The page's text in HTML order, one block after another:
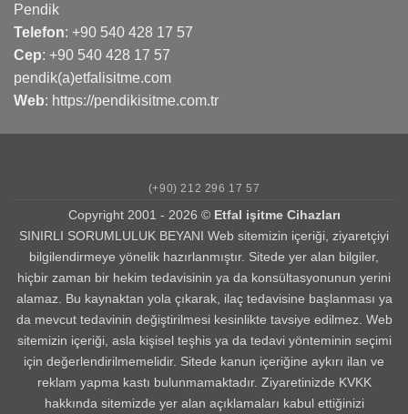
Pendik
Telefon: +90 540 428 17 57
Cep: +90 540 428 17 57
pendik(a)etfalisitme.com
Web: https://pendikisitme.com.tr
(+90) 212 296 17 57
Copyright 2001 - 2026 © Etfal işitme Cihazları
SINIRLI SORUMLULUK BEYANI Web sitemizin içeriği, ziyaretçiyi
bilgilendirmeye yönelik hazırlanmıştır. Sitede yer alan bilgiler,
hiçbir zaman bir hekim tedavisinin ya da konsültasyonunun yerini
alamaz. Bu kaynaktan yola çıkarak, ilaç tedavisine başlanması ya
da mevcut tedavinin değiştirilmesi kesinlikte tavsiye edilmez. Web
sitemizin içeriği, asla kişisel teşhis ya da tedavi yönteminin seçimi
için değerlendirilmemelidir. Sitede kanun içeriğine aykırı ilan ve
reklam yapma kastı bulunmamaktadır. Ziyaretinizde KVKK
hakkında sitemizde yer alan açıklamaları kabul ettiğinizi